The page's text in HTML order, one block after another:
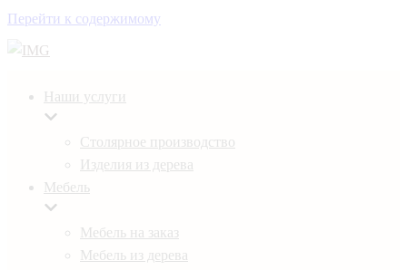
Перейти к содержимому
Наши услуги
Столярное производство
Изделия из дерева
Мебель
Мебель на заказ
Мебель из дерева